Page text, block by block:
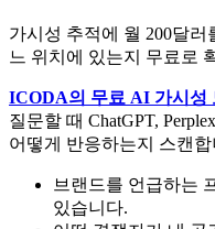
가시성 추적에 월 200달
느 위치에 있는지 무료로
ICODA의 무료 AI 가시성
질문할 때 ChatGPT,
어떻게 반응하는지 스캔
브랜드를 언급하는
있습니다.